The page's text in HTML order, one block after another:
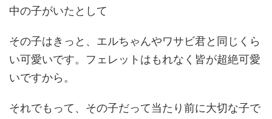
中の子がいたとして
その子はきっと、エルちゃんやワサビ君と同じくら
い可愛いです。フェレットはもれなく皆が超絶可愛
いですから。
それでもって、その子だって当たり前に大切な子で